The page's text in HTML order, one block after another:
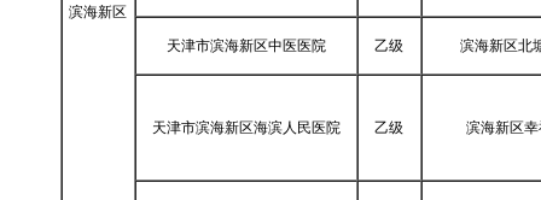
滨海新区
天津市滨海新区中医医院 乙级 滨海新区北
天津市滨海新区海滨人民医院 乙级 滨海新区